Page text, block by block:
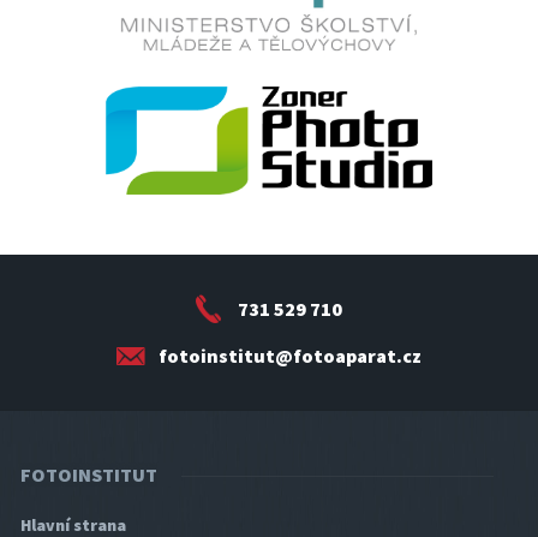
731 529 710
fotoinstitut@fotoaparat.cz
FOTOINSTITUT
Hlavní strana